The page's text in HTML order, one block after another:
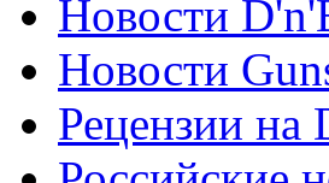
Новости
Новости
Рецензии на